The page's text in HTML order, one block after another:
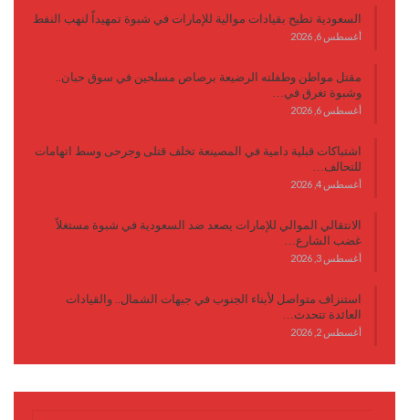
السعودية تطيح بقيادات موالية للإمارات في شبوة تمهيداً لنهب النفط
أغسطس 6, 2026
مقتل مواطن وطفلته الرضيعة برصاص مسلحين في سوق حبان..
وشبوة تغرق في…
أغسطس 6, 2026
اشتباكات قبلية دامية في المصينعة تخلف قتلى وجرحى وسط اتهامات
للتحالف…
أغسطس 4, 2026
الانتقالي الموالي للإمارات يصعد ضد السعودية في شبوة مستغلاً
غضب الشارع…
أغسطس 3, 2026
استنزاف متواصل لأبناء الجنوب في جبهات الشمال.. والقيادات
العائدة تتحدث…
أغسطس 2, 2026